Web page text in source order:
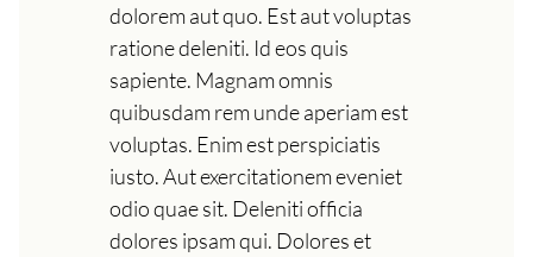
dolorem aut quo. Est aut voluptas
ratione deleniti. Id eos quis
sapiente. Magnam omnis
quibusdam rem unde aperiam est
voluptas. Enim est perspiciatis
iusto. Aut exercitationem eveniet
odio quae sit. Deleniti officia
dolores ipsam qui. Dolores et